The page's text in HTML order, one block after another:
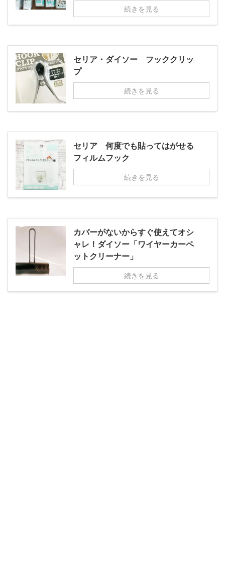
続きを見る
セリア・ダイソー フッククリッ
プ
続きを見る
セリア 何度でも貼ってはがせる
フィルムフック
続きを見る
カバーがないからすぐ使えてオシ
ャレ！ダイソー「ワイヤーカーペ
ットクリーナー」
続きを見る